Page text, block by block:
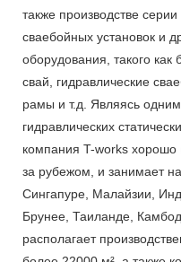
также производстве серии
сваебойных установок и
оборудования, такого как
свай, гидравлические
рамы и т.д. Являясь
гидравлических
компания T-works хорошо
за рубежом, и занимает
Сингапуре, Малайзии,
Брунее, Таиланде,
располагает